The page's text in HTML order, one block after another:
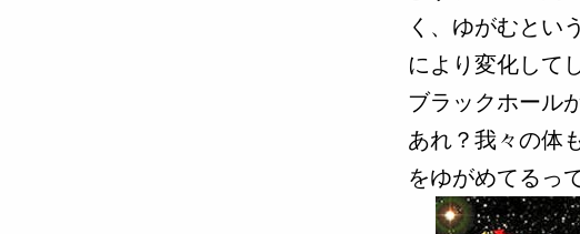
く、ゆがむとい
により変化して
ブラックホール
あれ？我々の体
をゆがめてるっ